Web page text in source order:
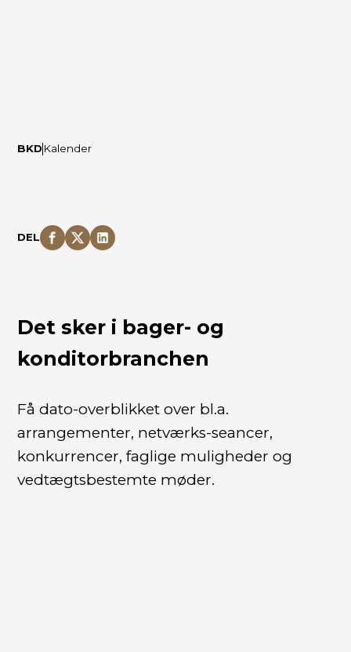
BKD Kalender
DEL
Det sker i bager- og
konditorbranchen
Få dato-overblikket over bl.a.
arrangementer, netværks-seancer,
konkurrencer, faglige muligheder og
vedtægtsbestemte møder.